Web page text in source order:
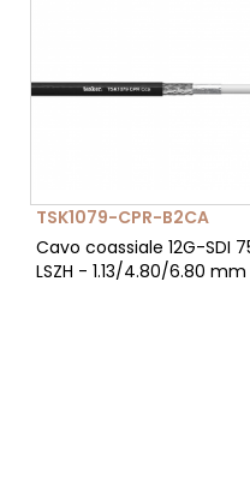
TSK1079-CPR-B2CA
Cavo coassiale 12G-SDI
LSZH - 1.13/4.80/6.80 mm